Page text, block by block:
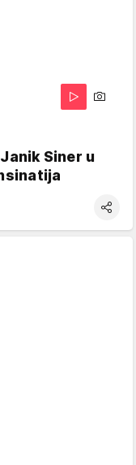
Siner u